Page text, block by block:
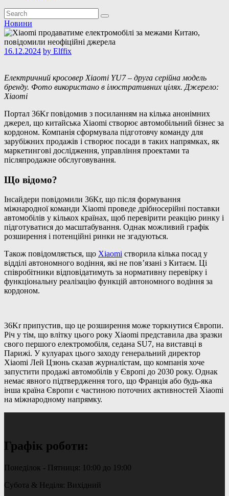
Новини
16.12.2024 by Elffix
Електричний кросовер Xiaomi YU7 – друга серійна модель
бренду. Фото використано в ілюстративних цілях. Джерело:
Xiaomi
Портал 36Kr повідомив з посиланням на кілька анонімних
джерел, що китайська Xiaomi створює автомобільний бізнес за
кордоном. Компанія сформувала підготовчу команду для
зарубіжних продажів і створює посади в таких напрямках, як
маркетингові дослідження, управління проектами та
післяпродажне обслуговування.
Що відомо?
Інсайдери повідомили 36Kr, що після формування
міжнародної команди Xiaomi проведе дрібносерійні поставки
автомобілів у кількох країнах, щоб перевірити реакцію ринку і
підготуватися до масштабування. Однак можливий графік
розширення і потенційні ринки не згадуються.
Також повідомляється, що Xiaomi створила кілька посад у
відділі автономного водіння, які не пов’язані з Китаєм. Ці
співробітники відповідатимуть за нормативну перевірку і
функціональну реалізацію функцій автономного водіння за
кордоном.
36Kr припустив, що це розширення може торкнутися Європи.
Річ у тім, що влітку цього року Xiaomi представила два зразки
свого першого електромобіля, седана SU7, на виставці в
Парижі. У кулуарах цього заходу генеральний директор
Xiaomi Лей Цзюнь сказав журналістам, що компанія хоче
запустити продажі автомобілів у Європі до 2030 року. Однак
немає явного підтвердження того, що Франція або будь-яка
інша країна Європи є частиною поточних активностей Xiaomi
на міжнародному напрямку.
Графік роботи:
Понеділок - Пятниця: 10:00 до 19:00
Субота & Неділя: Вихідний